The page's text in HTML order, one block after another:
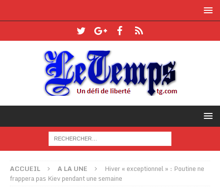
ACCUEIL A LA UNE
Hiver « exceptionnel » : Poutine ne
frappera pas Kiev pendant une semaine